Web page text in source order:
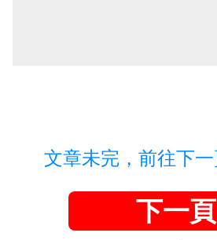
文章未完，前往下
下一頁